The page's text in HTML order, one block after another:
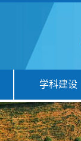
学科建设